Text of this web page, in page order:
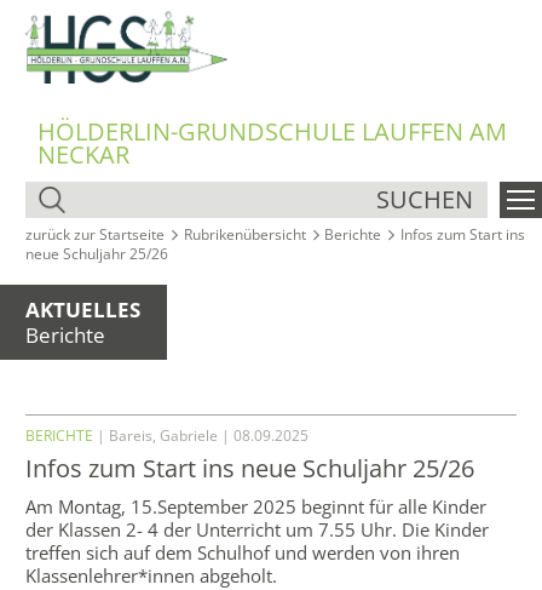
HÖLDERLIN-GRUNDSCHULE LAUFFEN AM
NECKAR
SUCHEN
zurück zur Startseite Rubrikenübersicht Berichte
Infos zum Start ins
neue Schuljahr 25/26
AKTUELLES
Berichte
BERICHTE | Bareis, Gabriele | 08.09.2025
Infos zum Start ins neue Schuljahr 25/26
Am Montag, 15.September 2025 beginnt für alle Kinder
der Klassen 2- 4 der Unterricht um 7.55 Uhr. Die Kinder
treffen sich auf dem Schulhof und werden von ihren
Klassenlehrer*innen abgeholt.